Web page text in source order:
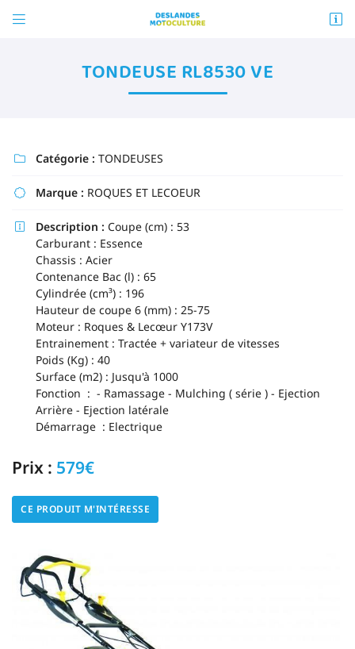
 
02 43 88 41 58
Adresse email de réception
En cochant cette case, vous consentez à recevoir nos propositions commerciales à
l'adresse email indiqué ci-dessus. Vous pouvez vous désinscrire à tout moment en
utilisantle formulaire de désinscription
INSCRIPTION
Vous pouvez nous contacter aux numéro suivant :
TONDEUSE RL8530 VE
 Catégorie : TONDEUSES
 Marque : ROQUES ET LECOEUR
 Description : Coupe (cm) : 53
Carburant : Essence
Chassis : Acier
Contenance Bac (l) : 65
Cylindrée (cm³) : 196
Hauteur de coupe 6 (mm) : 25-75
Moteur : Roques & Lecœur Y173V
Entrainement : Tractée + variateur de vitesses
Poids (Kg) : 40
Surface (m2) : Jusqu'à 1000
Fonction : - Ramassage - Mulching ( série ) - Ejection
Arrière - Ejection latérale
Démarrage : Electrique
Prix : 579€
CE PRODUIT M'INTÉRESSE